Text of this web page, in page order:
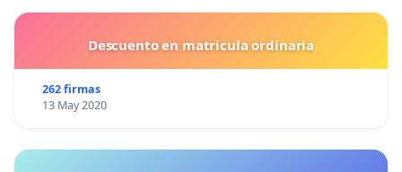
Descuento en matricula ordinaria
262 firmas
13 May 2020